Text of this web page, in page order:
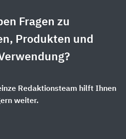
Fragen zu
Produkten und
Redaktionsteam hilft Ihnen
weiter.